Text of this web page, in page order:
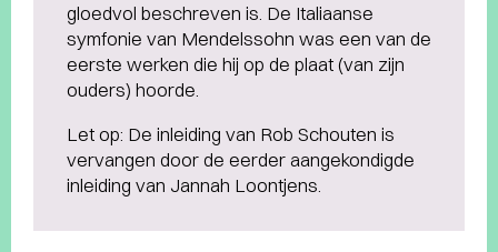
gloedvol beschreven is. De Italiaanse
symfonie van Mendelssohn was een van de
eerste werken die hij op de plaat (van zijn
ouders) hoorde.
Let op: De inleiding van Rob Schouten is
vervangen door de eerder aangekondigde
inleiding van Jannah Loontjens.